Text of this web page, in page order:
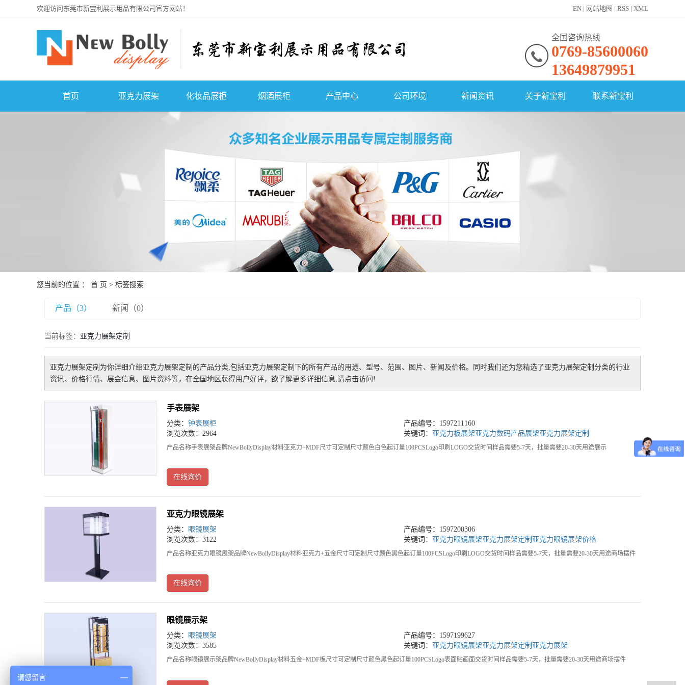
欢迎访问东莞市新宝利展示用品有限公司官方网站！ EN | 网站地图 | RSS | XML
全国咨询热线
0769-85600060
13649879951
首页 亚克力展架 化妆品展柜 烟酒展柜 产品中心 公司环境 新闻资讯 关于新宝利 联系新宝利
您当前的位置 ： 首 页 > 标签搜索
产品（3） 新闻（0）
当前标签： 亚克力展架定制
亚克力展架定制 为你详细介绍亚克力展架定制 的产品分类,包括亚克力展架定制 下的所有产品的用途、型号、范围、图片、新闻及价格。同时我们还为您精选了 亚克力展架定制 分类的行业
资讯、价格行情、展会信息、图片资料等，在全国地区获得用户好评，欲了解更多详细信息,请点击访问!
手表展架
分类： 钟表展柜
产品编号：1597211160
浏览次数：2964
关键词： 亚克力板展架亚克力数码产品展架亚克力展架定制
产品名称手表展架品牌NewBollyDisplay材料亚克力+MDF尺寸可定制尺寸颜色白色起订量100PCSLogo印刷LOGO交货时间样品需要5-7天，批量需要20-30天用途展示
在线询价
亚克力眼镜展架
分类： 眼镜展架
产品编号：1597200306
浏览次数：3122
关键词： 亚克力眼镜展架亚克力展架定制 亚克力眼镜展架价格
产品名称亚克力眼镜展架品牌NewBollyDisplay材料亚克力+五金尺寸可定制尺寸颜色黑色起订量100PCSLogo印刷LOGO交货时间样品需要5-7天，批量需要20-30天用途商场摆件
在线询价
眼镜展示架
分类： 眼镜展架
产品编号：1597199627
浏览次数：3585
关键词： 亚克力眼镜展架亚克力展架定制 亚克力展架
产品名称眼镜展示架品牌NewBollyDisplay材料五金+MDF板尺寸可定制尺寸颜色黑色起订量100PCSLogo表面贴画面交货时间样品需要5-7天，批量需要20-30天用途商场摆件
请您留言